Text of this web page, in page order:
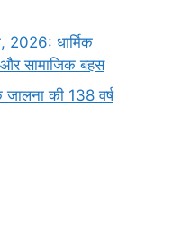
2026: धार्मिक
सामाजिक बहस
जालना की 138 वर्ष